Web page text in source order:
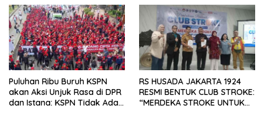
Puluhan Ribu Buruh KSPN
akan Aksi Unjuk Rasa di DPR
dan Istana: KSPN Tidak Ada
RS HUSADA JAKARTA 1924
RESMI BENTUK CLUB STROKE:
“MERDEKA STROKE UNTUK